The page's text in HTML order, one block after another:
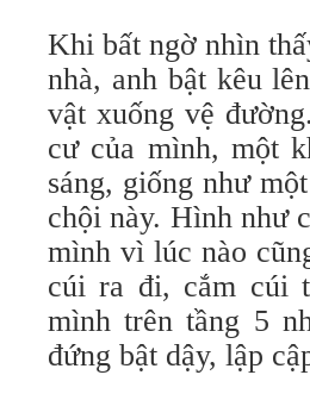
Khi bất ngờ nhìn
nhà, anh bật kêu
vật xuống vệ
cư của mình, một
sáng, giống như
chội này. Hình như
mình vì lúc nào
cúi ra đi, cắm cúi
mình trên tầng 5
đứng bật dậy, lập